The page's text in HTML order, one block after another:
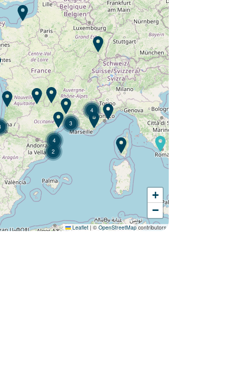
Wil je ontdekken :
Camping L'Aiguille Creuse ?
4
2
4
3
+
−
Leaflet | © OpenStreetMapcontributors